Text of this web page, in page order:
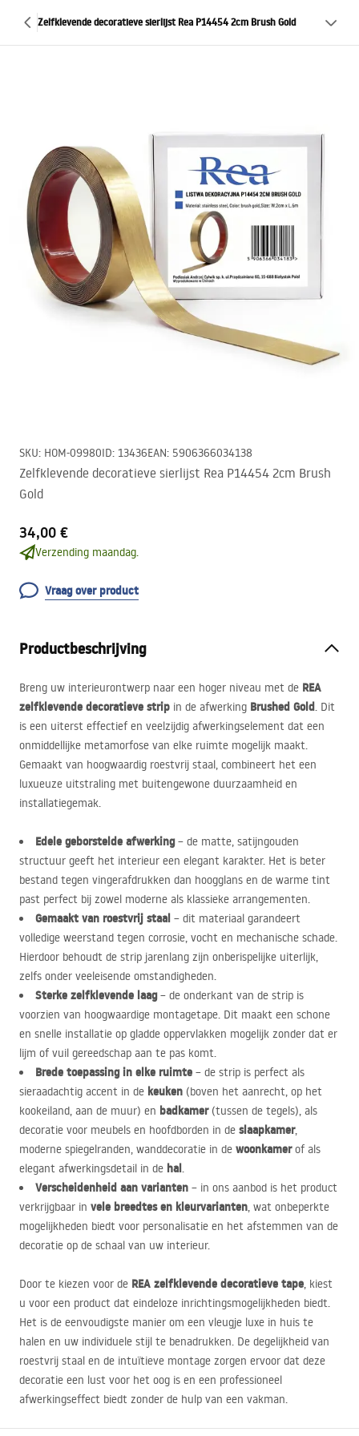
Zelfklevende decoratieve sierlijst Rea P14454 2cm Brush Gold
SKU: HOM-09980ID: 13436EAN: 5906366034138
Zelfklevende decoratieve sierlijst Rea P14454 2cm Brush
Gold
34,00 €
Verzending maandag.
Vraag over product
Productbeschrijving
Breng uw interieurontwerp naar een hoger niveau met de REA
zelfklevende decoratieve strip in de afwerking Brushed Gold. Dit
is een uiterst effectief en veelzijdig afwerkingselement dat een
onmiddellijke metamorfose van elke ruimte mogelijk maakt.
Gemaakt van hoogwaardig roestvrij staal, combineert het een
luxueuze uitstraling met buitengewone duurzaamheid en
installatiegemak.
Edele geborstelde afwerking– de matte, satijngouden
structuur geeft het interieur een elegant karakter. Het is beter
bestand tegen vingerafdrukken dan hoogglans en de warme tint
past perfect bij zowel moderne als klassieke arrangementen.
Gemaakt van roestvrij staal – dit materiaal garandeert
volledige weerstand tegen corrosie, vocht en mechanische schade.
Hierdoor behoudt de strip jarenlang zijn onberispelijke uiterlijk,
zelfs onder veeleisende omstandigheden.
Sterke zelfklevende laag– de onderkant van de strip is
voorzien van hoogwaardige montagetape. Dit maakt een schone
en snelle installatie op gladde oppervlakken mogelijk zonder dat er
lijm of vuil gereedschap aan te pas komt.
Brede toepassing in elke ruimte – de strip is perfect als
sieraadachtig accent in de keuken (boven het aanrecht, op het
kookeiland, aan de muur) en badkamer(tussen de tegels), als
decoratie voor meubels en hoofdborden in de slaapkamer,
moderne spiegelranden, wanddecoratie in de woonkamerof als
elegant afwerkingsdetail in de hal.
Verscheidenheid aan varianten – in ons aanbod is het product
verkrijgbaar in vele breedtes en kleurvarianten, wat onbeperkte
mogelijkheden biedt voor personalisatie en het afstemmen van de
decoratie op de schaal van uw interieur.
Door te kiezen voor de REA zelfklevende decoratieve tape, kiest
u voor een product dat eindeloze inrichtingsmogelijkheden biedt.
Het is de eenvoudigste manier om een vleugje luxe in huis te
halen en uw individuele stijl te benadrukken. De degelijkheid van
roestvrij staal en de intuïtieve montage zorgen ervoor dat deze
decoratie een lust voor het oog is en een professioneel
afwerkingseffect biedt zonder de hulp van een vakman.